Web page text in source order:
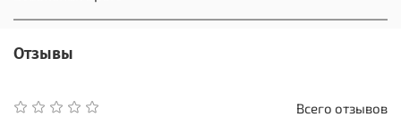
Отзывы
Всего отзывов